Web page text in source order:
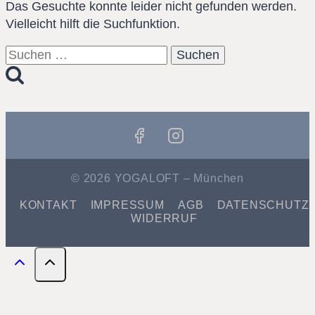
Das Gesuchte konnte leider nicht gefunden werden.
Vielleicht hilft die Suchfunktion.
Suchen
nach:
© 2026 YOGALOFT – München
KONTAKT IMPRESSUM AGB
DATENSCHUTZ
WIDERRUF